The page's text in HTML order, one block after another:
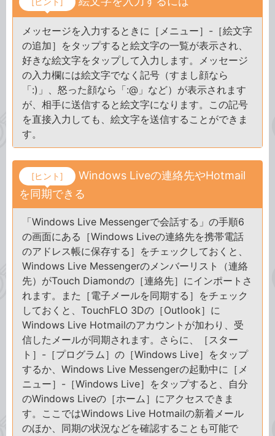
メッセージを入力するときに［メニュー］-［絵文字
の追加］をタップすると絵文字の一覧が表示され、
好きな絵文字をタップして入力します。メッセージ
の入力欄には絵文字でなく記号（すまし顔なら
「:)」、怒った顔なら「:@」など）が表示されます
が、相手に送信すると絵文字になります。この記号
を直接入力しても、絵文字を送信することができま
す。
[ヒント]
Windows Liveの連絡先やHotmail
を同期できる
「Windows Live Messengerで会話する」の手順6
の画面にある［Windows Liveの連絡先を携帯電話
のアドレス帳に保存する］をチェックしておくと、
Windows Live Messengerのメンバーリスト（連絡
先）がTouch Diamondの［連絡先］にインポートさ
れます。また［電子メールを同期する］をチェック
しておくと、TouchFLO 3Dの［Outlook］に
Windows Live Hotmailのアカウントが加わり、受
信したメールが同期されます。さらに、［スター
ト］-［プログラム］の［Windows Live］をタップ
するか、Windows Live Messengerの起動中に［メ
ニュー］-［Windows Live］をタップすると、自分
のWindows Liveの［ホーム］にアクセスできま
す。ここではWindows Live Hotmailの新着メール
のほか、同期の状況などを確認することも可能で